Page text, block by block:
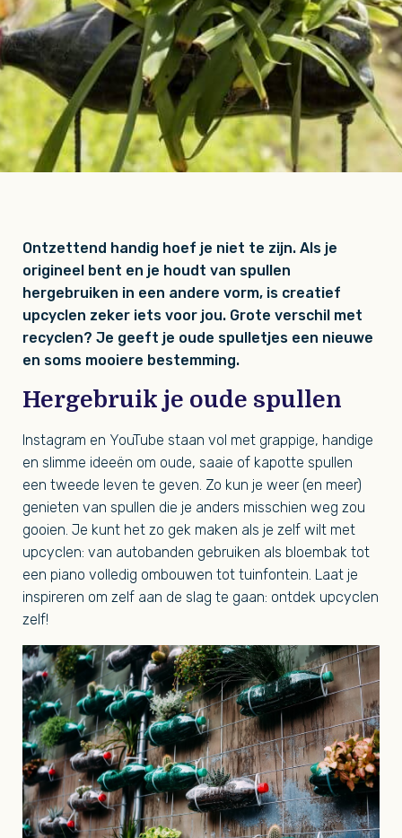
Ontzettend handig hoef je niet te zijn. Als je
origineel bent en je houdt van spullen
hergebruiken in een andere vorm, is creatief
upcyclen zeker iets voor jou. Grote verschil met
recyclen? Je geeft je oude spulletjes een nieuwe
en soms mooiere bestemming.
Hergebruik je oude spullen
Instagram en YouTube staan vol met grappige, handige
en slimme ideeën om oude, saaie of kapotte spullen
een tweede leven te geven. Zo kun je weer (en meer)
genieten van spullen die je anders misschien weg zou
gooien. Je kunt het zo gek maken als je zelf wilt met
upcyclen: van autobanden gebruiken als bloembak tot
een piano volledig ombouwen tot tuinfontein. Laat je
inspireren om zelf aan de slag te gaan: ontdek upcyclen
zelf!